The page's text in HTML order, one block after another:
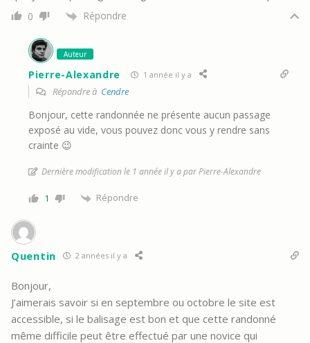
0 Répondre
Auteur
Pierre-Alexandre 1 année il y a
Répondre à Cendre
Bonjour, cette randonnée ne présente aucun passage
exposé au vide, vous pouvez donc vous y rendre sans
crainte 😉
Dernière modification le 1 année il y a par Pierre-Alexandre
1 Répondre
Quentin 2 années il y a
Bonjour,
J’aimerais savoir si en septembre ou octobre le site est
accessible, si le balisage est bon et que cette randonné
même difficile peut être effectué par une novice qui